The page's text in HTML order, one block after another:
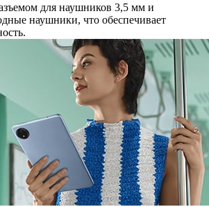
для наушников 3,5 мм и
наушники, что обеспечивает